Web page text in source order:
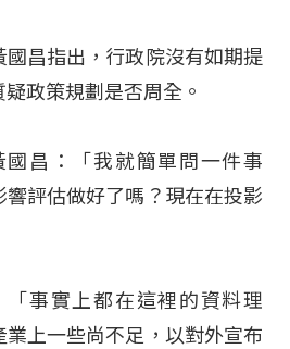
國昌指出，行政院沒有如期提
政策規劃是否周全。
國昌：「我就簡單問一件事
評估做好了嗎？現在在投影
事實上都在這裡的資料理
上一些尚不足，以對外宣布